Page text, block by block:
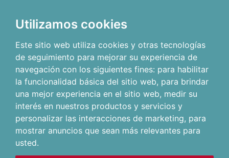
Utilizamos cookies
Este sitio web utiliza cookies y otras tecnologías
de seguimiento para mejorar su experiencia de
navegación con los siguientes fines: para habilitar
la funcionalidad básica del sitio web, para brindar
una mejor experiencia en el sitio web, medir su
interés en nuestros productos y servicios y
personalizar las interacciones de marketing, para
mostrar anuncios que sean más relevantes para
usted.